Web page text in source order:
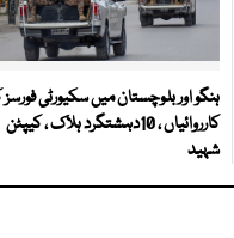
ہنگو اور بلوچستان میں سکیورٹی
کارروائیاں ، 10دہشتگرد ہلاک ، کیپٹن
شہید